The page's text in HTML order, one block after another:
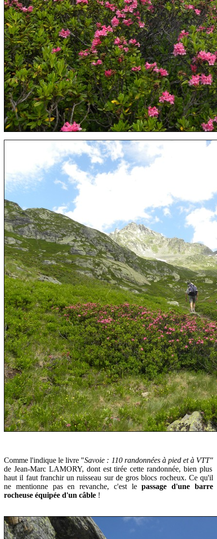
Comme l'indique le livre "Savoie : 110 randonnées à pied et à VTT"
de Jean-Marc LAMORY, dont est tirée cette randonnée, bien plus
haut il faut franchir un ruisseau sur de gros blocs rocheux. Ce qu'il
ne mentionne pas en revanche, c'est lepassage d'une barre
rocheuse équipée d'un câble !